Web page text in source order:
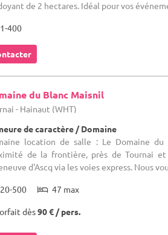
de 2 hectares. Idéal pour vos
1-400
du Blanc Maisnil
- Hainaut (WHT)
de caractère / Domaine
location de salle : Le Domaine
de la frontière, près de Tournai
d'Ascq via les voies express. Nous
20-500 47 max
dès90 € / pers.